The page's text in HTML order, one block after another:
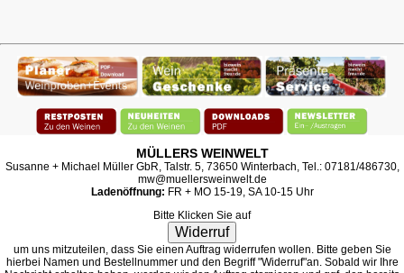
MÜLLERS WEINWELT
Susanne + Michael Müller GbR, Talstr. 5, 73650 Winterbach, Tel.: 07181/486730,
mw@muellersweinwelt.de
Ladenöffnung: FR + MO 15-19, SA 10-15 Uhr
Bitte Klicken Sie auf
Widerruf
um uns mitzuteilen, dass Sie einen Auftrag widerrufen wollen. Bitte geben Sie
hierbei Namen und Bestellnummer und den Begriff "Widerruf"an. Sobald wir Ihre